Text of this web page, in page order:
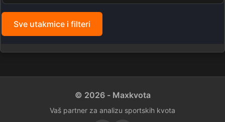
Sve utakmice i filteri
© 2026 - Maxkvota
Vaš partner za analizu sportskih kvota